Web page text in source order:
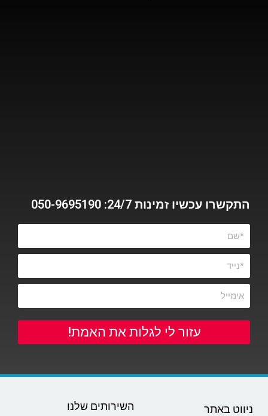
התקשרו עכשיו זמינות 24/7: 050-9695190
עזור לי לגלות את האמת!
ניווט באתר השירותים שלנו